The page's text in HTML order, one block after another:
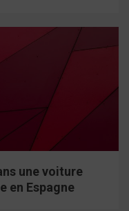
une voiture
en Espagne